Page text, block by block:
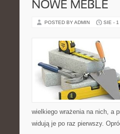
NOWE MEBLE
POSTED BY ADMIN SIE - 1
wielkiego wrażenia na nich, a
widują je po raz pierwszy.